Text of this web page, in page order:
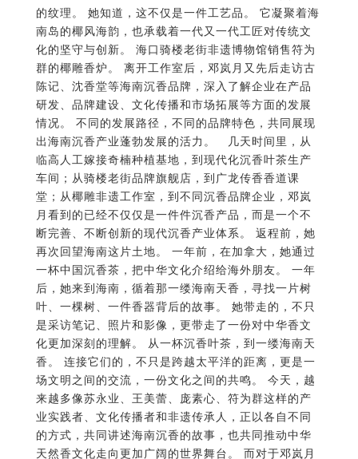
的纹理。 她知道，这不仅是一件工艺品。 它凝聚着海
南岛的椰风海韵，也承载着一代又一代工匠对传统文
化的坚守与创新。 海口骑楼老街非遗博物馆销售符为
群的椰雕香炉。 离开工作室后，邓岚月又先后走访古
陈记、沈香堂等海南沉香品牌，深入了解企业在产品
研发、品牌建设、文化传播和市场拓展等方面的发展
情况。 不同的发展路径，不同的品牌特色，共同展现
出海南沉香产业蓬勃发展的活力。 几天时间里，从
临高人工嫁接奇楠种植基地，到现代化沉香叶茶生产
车间；从骑楼老街品牌旗舰店，到广龙传香香道课
堂；从椰雕非遗工作室，到不同沉香品牌企业，邓岚
月看到的已经不仅仅是一件件沉香产品，而是一个不
断完善、不断创新的现代沉香产业体系。 返程前，她
再次回望海南这片土地。 一年前，在加拿大，她通过
一杯中国沉香茶，把中华文化介绍给海外朋友。 一年
后，她来到海南，循着那一缕海南天香，寻找一片树
叶、一棵树、一件香器背后的故事。 她带走的，不只
是采访笔记、照片和影像，更带走了一份对中华香文
化更加深刻的理解。 从一杯沉香叶茶，到一缕海南天
香。 连接它们的，不只是跨越太平洋的距离，更是一
场文明之间的交流，一份文化之间的共鸣。 今天，越
来越多像苏永业、王美蕾、庞素心、符为群这样的产
业实践者、文化传播者和非遗传承人，正以各自不同
的方式，共同讲述海南沉香的故事，也共同推动中华
天然香文化走向更加广阔的世界舞台。 而对于邓岚月